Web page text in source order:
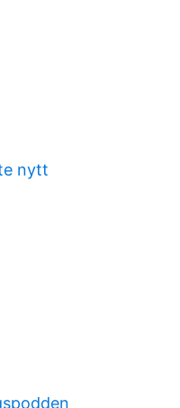
nytt